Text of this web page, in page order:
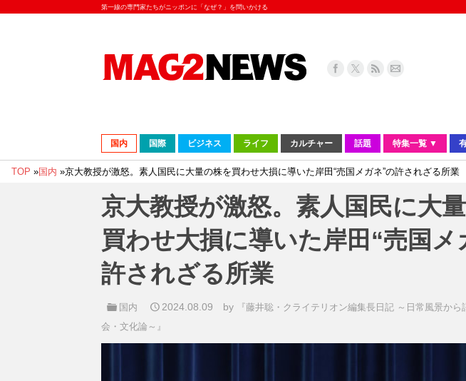
第一線の専門家たちがニッポンに「なぜ？」を問いかける
国内 国際 ビジネス ライフ カルチャー 話題 特集一覧 ▼
TOP »国内 »京大教授が激怒。素人国民に大量の株を買わせ大損に導いた岸田“売国メガネ”の許されざる所業
京大教授が激怒。素人国民に大
買わせ大損に導いた岸田“売国メ
許されざる所業
国内 2024.08.09 by
『藤井聡・クライテリオン編集長日記 ～日常風景か
会・文化論～』